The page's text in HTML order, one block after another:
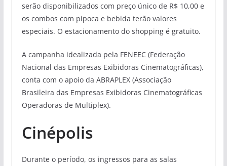
serão disponibilizados com preço único de R$ 10,00 e
os combos com pipoca e bebida terão valores
especiais. O estacionamento do shopping é gratuito.
A campanha idealizada pela FENEEC (Federação
Nacional das Empresas Exibidoras Cinematográficas),
conta com o apoio da ABRAPLEX (Associação
Brasileira das Empresas Exibidoras Cinematográficas
Operadoras de Multiplex).
Cinépolis
Durante o período, os ingressos para as salas